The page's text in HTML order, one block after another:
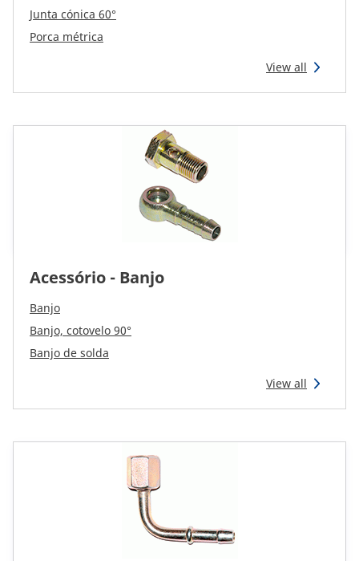
Junta cónica 60°
Porca métrica
View all
Acessório - Banjo
Banjo
Banjo, cotovelo 90°
Banjo de solda
View all